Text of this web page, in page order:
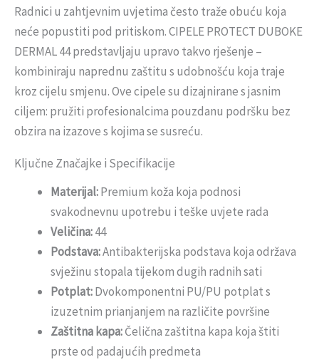
Radnici u zahtjevnim uvjetima često traže obuću koja
neće popustiti pod pritiskom. CIPELE PROTECT DUBOKE
DERMAL 44 predstavljaju upravo takvo rješenje –
kombiniraju naprednu zaštitu s udobnošću koja traje
kroz cijelu smjenu. Ove cipele su dizajnirane s jasnim
ciljem: pružiti profesionalcima pouzdanu podršku bez
obzira na izazove s kojima se susreću.
Ključne Značajke i Specifikacije
Materijal:Premium koža koja podnosi
svakodnevnu upotrebu i teške uvjete rada
Veličina:44
Podstava:Antibakterijska podstava koja održava
svježinu stopala tijekom dugih radnih sati
Potplat:Dvokomponentni PU/PU potplat s
izuzetnim prianjanjem na različite površine
Zaštitna kapa:Čelična zaštitna kapa koja štiti
prste od padajućih predmeta